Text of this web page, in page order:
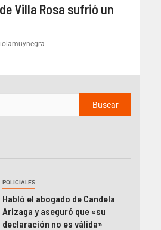
Villa Rosa sufrió un
POLICIALES
Habló el abogado de Candela
Arizaga y aseguró que «su
declaración no es válida»